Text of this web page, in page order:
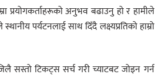
प्रयोगकर्ताहरूको अनुभव बढाउनु हो र हामीले
पर्यटनलाई साथ दिँदै लक्ष्यप्रतिको हाम्रो
सस्तो टिकट्स सर्च गरी च्याटबट जोइन गर्न